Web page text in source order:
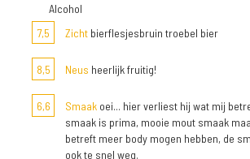
Alcohol
7,5
Zicht bierflesjesbruin troebel bier
8,5 Neus heerlijk fruitig!
6,6 Smaak oei... hier verliest hij wat mij
smaak is prima, mooie mout smaak
betreft meer body mogen hebben, de
ook te snel weg.